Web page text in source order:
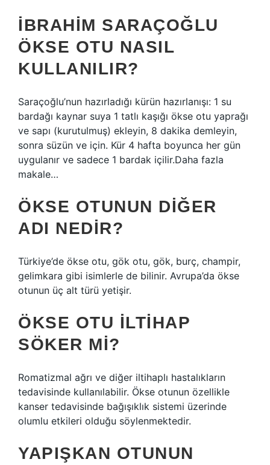
İBRAHIM SARAÇOĞLU
ÖKSE OTU NASIL
KULLANILIR?
Saraçoğlu’nun hazırladığı kürün hazırlanışı: 1 su
bardağı kaynar suya 1 tatlı kaşığı ökse otu yaprağı
ve sapı (kurutulmuş) ekleyin, 8 dakika demleyin,
sonra süzün ve için. Kür 4 hafta boyunca her gün
uygulanır ve sadece 1 bardak içilir.Daha fazla
makale…
ÖKSE OTUNUN DIĞER
ADI NEDIR?
Türkiye’de ökse otu, gök otu, gök, burç, champir,
gelimkara gibi isimlerle de bilinir. Avrupa’da ökse
otunun üç alt türü yetişir.
ÖKSE OTU ILTIHAP
SÖKER MI?
Romatizmal ağrı ve diğer iltihaplı hastalıkların
tedavisinde kullanılabilir. Ökse otunun özellikle
kanser tedavisinde bağışıklık sistemi üzerinde
olumlu etkileri olduğu söylenmektedir.
YAPIŞKAN OTUNUN